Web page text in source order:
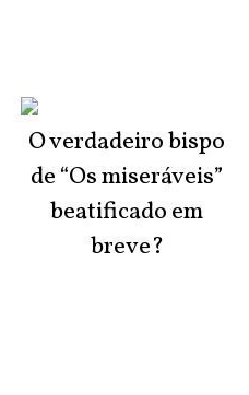
O verdadeiro bispo
de “Os miseráveis”
beatificado em
breve?